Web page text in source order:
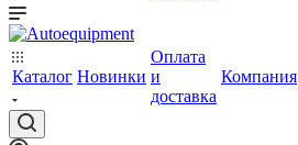
Каталог Новинки
Оплата
и
доставка
Компания